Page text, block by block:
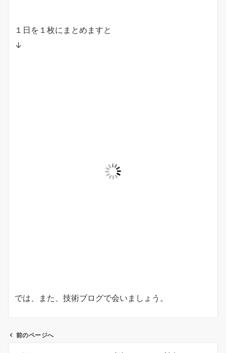
１日を１枚にまとめますと
↓
では、また、技術ブログで会いましょう。
前のページへ